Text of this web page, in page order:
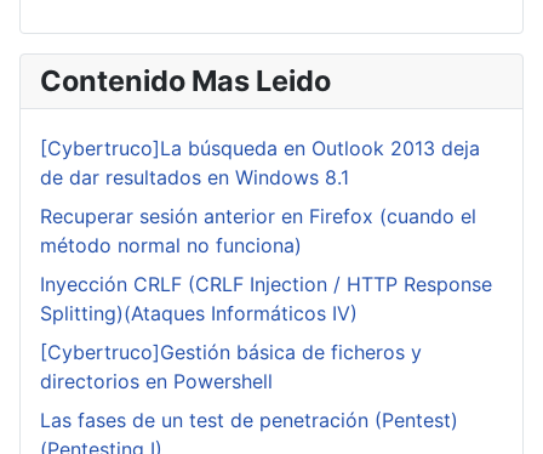
Contenido Mas Leido
[Cybertruco]La búsqueda en Outlook 2013 deja
de dar resultados en Windows 8.1
Recuperar sesión anterior en Firefox (cuando el
método normal no funciona)
Inyección CRLF (CRLF Injection / HTTP Response
Splitting)(Ataques Informáticos IV)
[Cybertruco]Gestión básica de ficheros y
directorios en Powershell
Las fases de un test de penetración (Pentest)
(Pentesting I)